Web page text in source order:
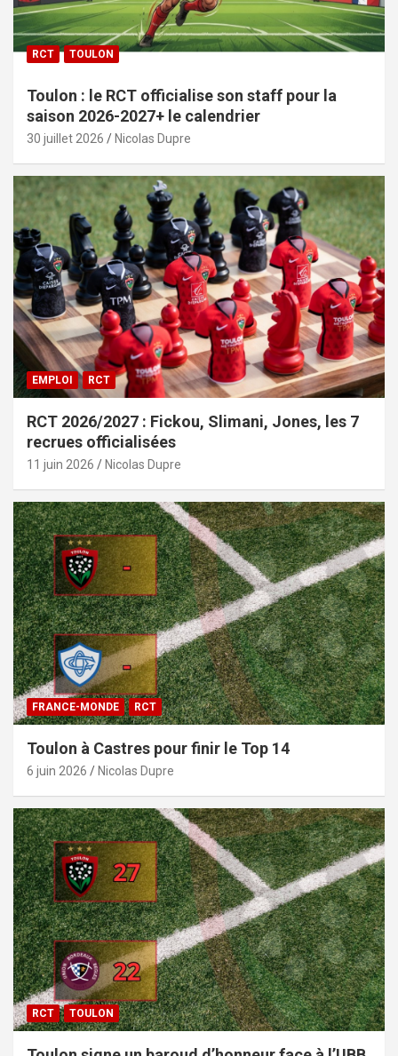
RCT TOULON
Toulon : le RCT officialise son staff pour la
saison 2026-2027+ le calendrier
30 juillet 2026 Nicolas Dupre
EMPLOI RCT
RCT 2026/2027 : Fickou, Slimani, Jones, les 7
recrues officialisées
11 juin 2026 Nicolas Dupre
FRANCE-MONDE RCT
Toulon à Castres pour finir le Top 14
6 juin 2026 Nicolas Dupre
RCT TOULON